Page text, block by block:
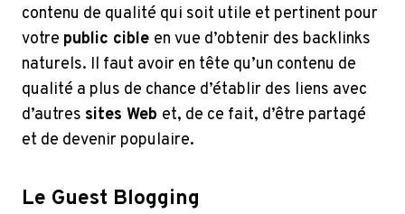
contenu de qualité qui soit utile et pertinent pour
votre public cible en vue d’obtenir des backlinks
naturels. Il faut avoir en tête qu’un contenu de
qualité a plus de chance d’établir des liens avec
d’autres sites Web et, de ce fait, d’être partagé
et de devenir populaire.
Le Guest Blogging